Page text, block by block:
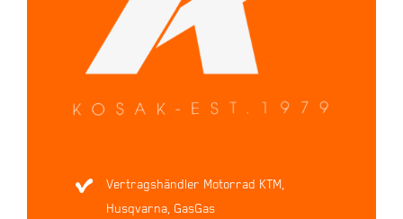
Vertragshändler Motorrad KTM,
Husqvarna, GasGas